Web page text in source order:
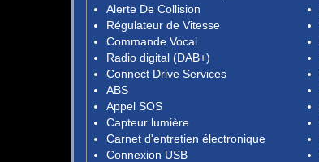
Alerte De Collision
Régulateur de Vitesse
Commande Vocal
Radio digital (DAB+)
Connect Drive Services
ABS
Appel SOS
Capteur lumière
Carnet d'entretien électronique
Connexion USB